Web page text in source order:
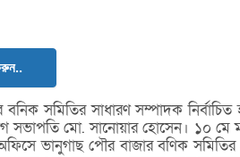
সমিতির সাধারণ সম্পাদক নির্বাচিত
সভাপতি মো. সানোয়ার হোসেন। ১০ মে
ভানুগাছ পৌর বাজার বণিক সমিতির